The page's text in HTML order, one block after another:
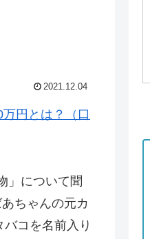
2021.12.04
円とは？（口
」について聞
ちゃんの元カ
コを名前入り